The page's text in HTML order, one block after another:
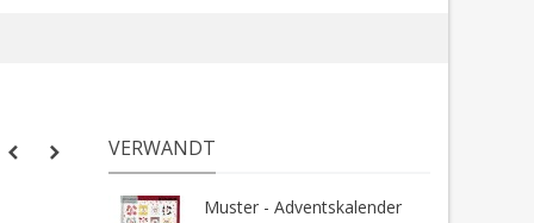
VERWANDT
Muster - Adventskalender